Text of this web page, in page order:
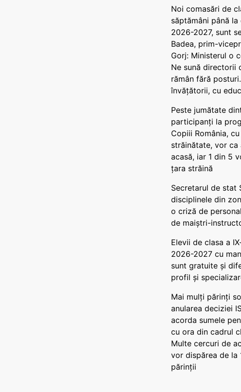
Noi comasări de
săptămâni până
2026-2027, sunt
Badea, prim-
Gorj: Ministerul o
Ne sună directorii
rămân fără
învățătorii, cu
Peste jumătate
participanți la
Copiii România,
străinătate, vor ca
acasă, iar 1 din 5
țara străină
Secretarul de stat
disciplinele din
o criză de
de maiștri-
Elevii de clasa a
2026-2027 cu
sunt gratuite și
profil și
Mai mulți părinți
anularea deciziei
acorda sumele
cu ora din cadrul
Multe cercuri de
vor dispărea de la
părinții